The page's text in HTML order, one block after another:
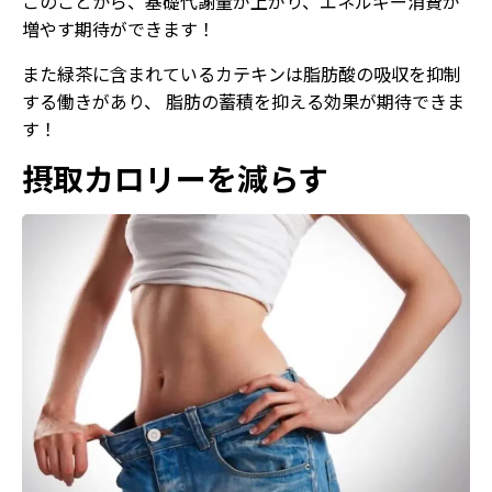
増やす期待ができます！
また緑茶に含まれているカテキンは脂肪酸の吸収を抑制
する働きがあり、 脂肪の蓄積を抑える効果が期待できま
す！
摂取カロリーを減らす